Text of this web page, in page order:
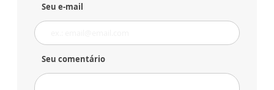
Seu e-mail
Seu comentário